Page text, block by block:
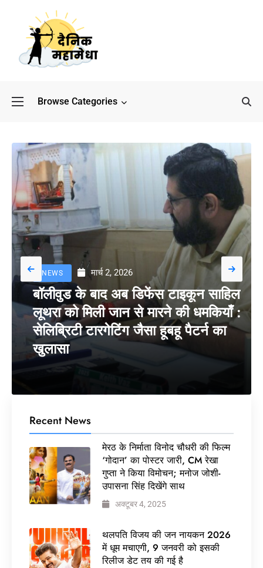
Browse Categories
NEWS मार्च 2, 2026
बॉलीवुड के बाद अब डिफेंस टाइकून साहिल
लूथरा को मिली जान से मारने की धमकियाँ :
सेलिब्रिटी टारगेटिंग जैसा हूबहू पैटर्न का
खुलासा
Recent News
मेरठ के निर्माता विनोद चौधरी की फिल्म
‘गोदान’ का पोस्टर जारी, CM रेखा
गुप्ता ने किया विमोचन; मनोज जोशी-
उपासना सिंह दिखेंगे साथ
अक्टूबर 4, 2025
थलपति विजय की जन नायकन 2026
में धूम मचाएगी, 9 जनवरी को इसकी
रिलीज डेट तय की गई है